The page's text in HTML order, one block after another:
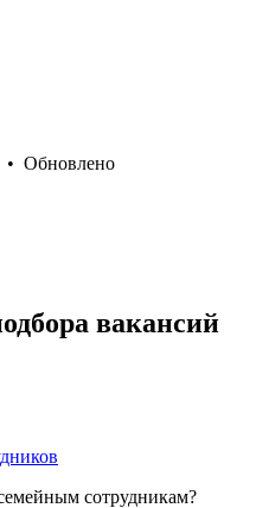
• Обновлено
вакансий
сотрудникам?